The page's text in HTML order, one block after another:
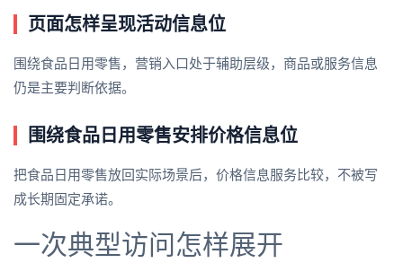
页面怎样呈现活动信息位
围绕食品日用零售，营销入口处于辅助层级，商品或服务信息
仍是主要判断依据。
围绕食品日用零售安排价格信息位
把食品日用零售放回实际场景后，价格信息服务比较，不被写
成长期固定承诺。
一次典型访问怎样展开